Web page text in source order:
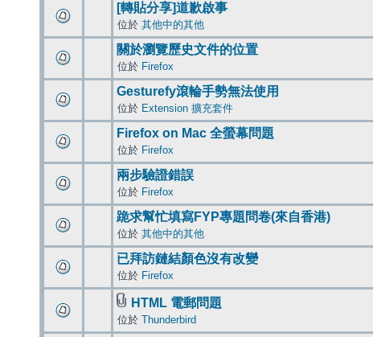
[轉貼分享]道歉啟事
位於 其他中的其他
關於瀏覽歷史文件的位置
位於 Firefox
Gesturefy滾輪手勢無法使用
位於 Extension 擴充套件
Firefox on Mac 全螢幕問題
位於 Firefox
兩步驗證錯誤
位於 Firefox
跪求幫忙填寫FYP專題問卷(來自香港)
位於 其他中的其他
已拜訪鏈結顏色沒有改變
位於 Firefox
HTML 電郵問題
位於 Thunderbird